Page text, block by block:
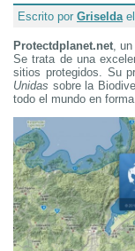
Escrito por Griseldael
Protectdplanet.net,
Se trata de una
sitios protegidos. Su
Unidas sobre la
todo el mundo en